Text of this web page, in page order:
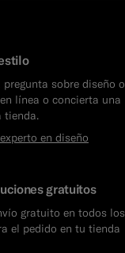
pregunta sobre diseño o
línea o concierta una
tienda.
en diseño
gratuitos
gratuito en todos los
el pedido en tu tienda